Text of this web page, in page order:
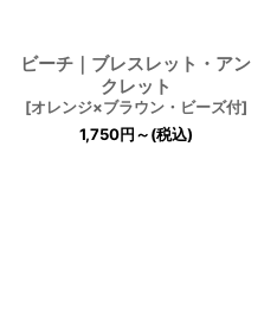
ビーチ｜ブレスレット・アン
クレット
[オレンジ×ブラウン・ビーズ付]
1,750円～(税込)